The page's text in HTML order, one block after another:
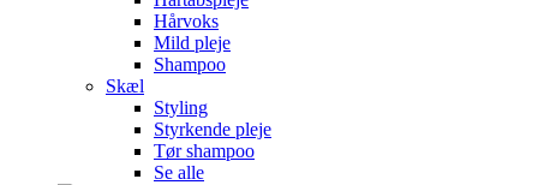
Hårvoks
Mild pleje
Shampoo
Skæl
Styling
Styrkende pleje
Tør shampoo
Se alle